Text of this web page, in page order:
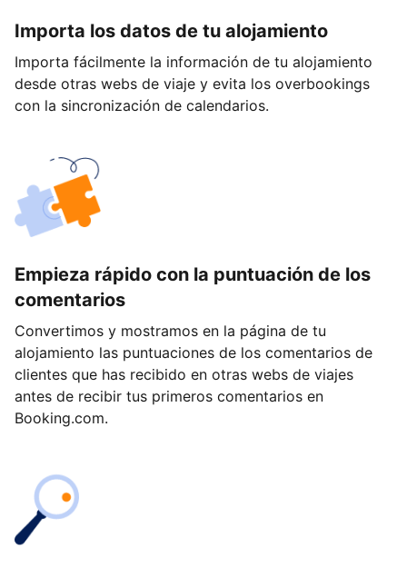
Importa los datos de tu alojamiento
Importa fácilmente la información de tu alojamiento
desde otras webs de viaje y evita los overbookings
con la sincronización de calendarios.
Empieza rápido con la puntuación de los
comentarios
Convertimos y mostramos en la página de tu
alojamiento las puntuaciones de los comentarios de
clientes que has recibido en otras webs de viajes
antes de recibir tus primeros comentarios en
Booking.com.